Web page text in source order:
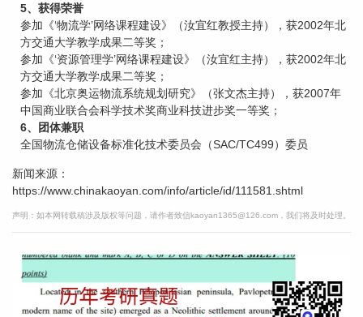
5、获得荣誉
参加《‘物流学’网络课程建设》（汝宜红教授主持），获2002年北
方交通大学教学成果二等奖；
参加《‘资源管理学’网络课程建设》（汝宜红主持），获2002年北
方交通大学教学成果二等奖；
参加《北京奥运物流系统规划研究》（张文杰主持），获2007年
中国商业联合会科学技术奖商业科技进步奖一等奖；
6、团体兼职
全国物流仓储设备标准化技术委员会（SAC/TC499）委员
新闻来源：
https://www.chinakaoyan.com/info/article/id/111581.shtml
声明：如本网转载稿涉及版权等问题，请作者致信kaoyan1365@126.com，我们将及时处理。